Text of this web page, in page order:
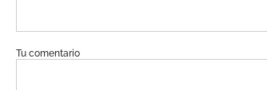
Tu comentario